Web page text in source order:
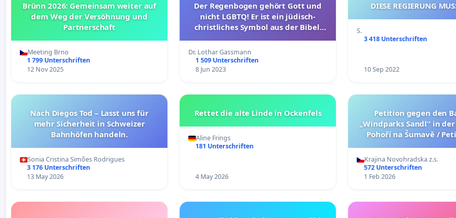
Brünn 2026: Gemeinsam weiter auf
dem Weg der Versöhnung und
Partnerschaft
Meeting Brno
1 799 Unterschriften
12 Nov 2025
Der Regenbogen gehört Gott und
nicht LGBTQ! Er ist ein jüdisch-
christliches Symbol aus der Bibel.
politischen Zwecken muss aufhören!
Dr. Lothar Gassmann
1 509 Unterschriften
8 Jun 2023
DIESE REGIERUNG
S.
3 418 Unterschriften
10 Sep 2022
Nach Diegos Tod – Lasst uns für
mehr Sicherheit in Schweizer
Bahnhöfen handeln.
Sonia Cristina Simões Rodrigues
3 176 Unterschriften
13 May 2026
Rettet die alte Linde in Ockenfels
Aline Frings
181 Unterschriften
4 May 2026
Petition gegen den
„Windparks Sandl“ in
Pohoří na Šumavě /
nedaleko Pohoří na
verze petice níže)
Krajina Novohradska z.s.
572 Unterschriften
1 Feb 2026